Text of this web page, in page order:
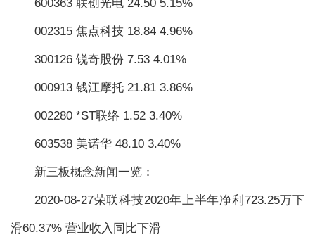
600363 联创光电 24.50 5.15%
002315 焦点科技 18.84 4.96%
300126 锐奇股份 7.53 4.01%
000913 钱江摩托 21.81 3.86%
002280 *ST联络 1.52 3.40%
603538 美诺华 48.10 3.40%
新三板概念新闻一览：
2020-08-27荣联科技2020年上半年净利723.25万下
滑60.37% 营业收入同比下滑